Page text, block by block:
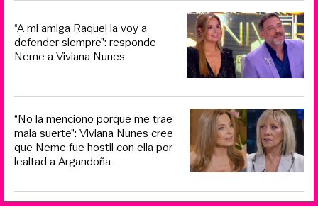
“A mi amiga Raquel la voy a
defender siempre”: responde
Neme a Viviana Nunes
“No la menciono porque me trae
mala suerte”: Viviana Nunes cree
que Neme fue hostil con ella por
lealtad a Argandoña